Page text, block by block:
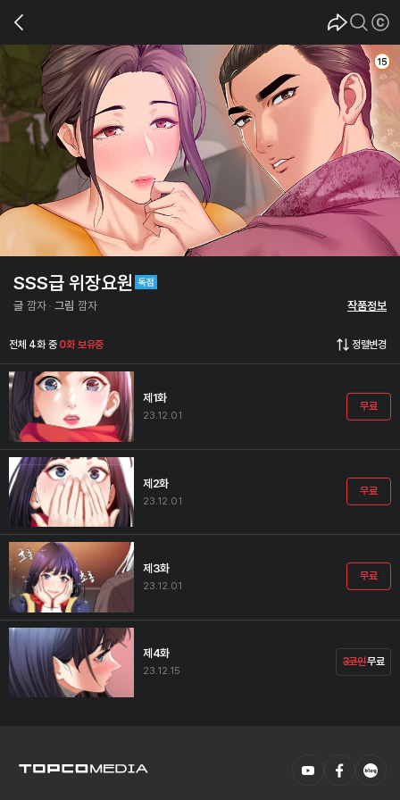
SSS급 위장요원
글 깜자 그림 깜자 작품정보
전체 4화 중 0화 보유중 정렬변경
제1화
23.12.01
무료
제2화
23.12.01
무료
제3화
23.12.01
무료
제4화
23.12.15
3코인무료